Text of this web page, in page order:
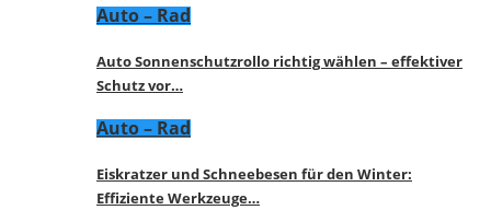
Auto – Rad
Auto Sonnenschutzrollo richtig wählen – effektiver
Schutz vor…
Auto – Rad
Eiskratzer und Schneebesen für den Winter:
Effiziente Werkzeuge…